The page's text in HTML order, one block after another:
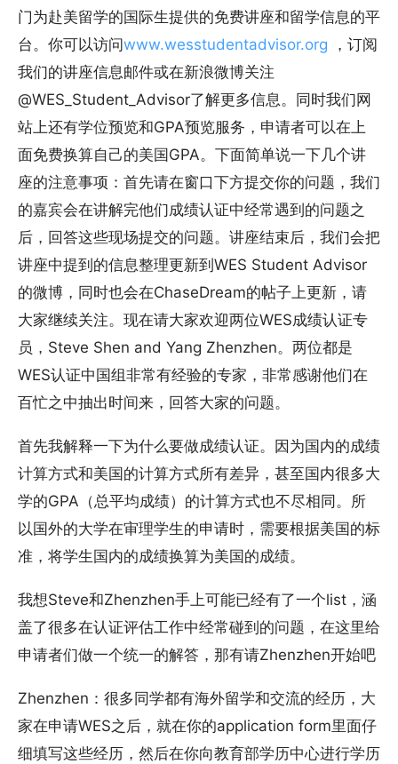
门为赴美留学的国际生提供的免费讲座和留学信息的平
台。你可以访问www.wesstudentadvisor.org ，订阅
我们的讲座信息邮件或在新浪微博关注
@WES_Student_Advisor了解更多信息。同时我们网
站上还有学位预览和GPA预览服务，申请者可以在上
面免费换算自己的美国GPA。下面简单说一下几个讲
座的注意事项：首先请在窗口下方提交你的问题，我们
的嘉宾会在讲解完他们成绩认证中经常遇到的问题之
后，回答这些现场提交的问题。讲座结束后，我们会把
讲座中提到的信息整理更新到WES Student Advisor
的微博，同时也会在ChaseDream的帖子上更新，请
大家继续关注。现在请大家欢迎两位WES成绩认证专
员，Steve Shen and Yang Zhenzhen。两位都是
WES认证中国组非常有经验的专家，非常感谢他们在
百忙之中抽出时间来，回答大家的问题。
首先我解释一下为什么要做成绩认证。因为国内的成绩
计算方式和美国的计算方式所有差异，甚至国内很多大
学的GPA（总平均成绩）的计算方式也不尽相同。所
以国外的大学在审理学生的申请时，需要根据美国的标
准，将学生国内的成绩换算为美国的成绩。
我想Steve和Zhenzhen手上可能已经有了一个list，涵
盖了很多在认证评估工作中经常碰到的问题，在这里给
申请者们做一个统一的解答，那有请Zhenzhen开始吧
Zhenzhen：很多同学都有海外留学和交流的经历，大
家在申请WES之后，就在你的application form里面仔
细填写这些经历，然后在你向教育部学历中心进行学历